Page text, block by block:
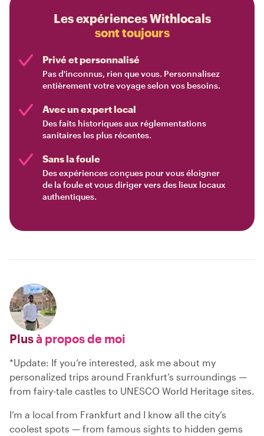
Les expériences Withlocals
sont toujours
Privé et personnalisé
Pas d'inconnus, rien que vous. Personnalisez
entièrement votre voyage selon vos besoins.
Avec un expert local
Des faits historiques aux réglementations
sanitaires les plus récentes.
Sans la foule
Des expériences conçues pour vous éloigner
de la foule et vous diriger vers des lieux locaux
authentiques.
Plusà propos de moi
*Update: If you’re interested, ask me about my
personalized trips around Frankfurt’s surroundings —
from fairy-tale castles to UNESCO World Heritage sites.
I’m a local from Frankfurt and I know all the city’s
coolest spots — from famous sights to hidden gems